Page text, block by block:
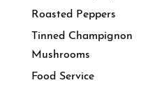
Roasted Peppers
Tinned Champignon
Mushrooms
Food Service